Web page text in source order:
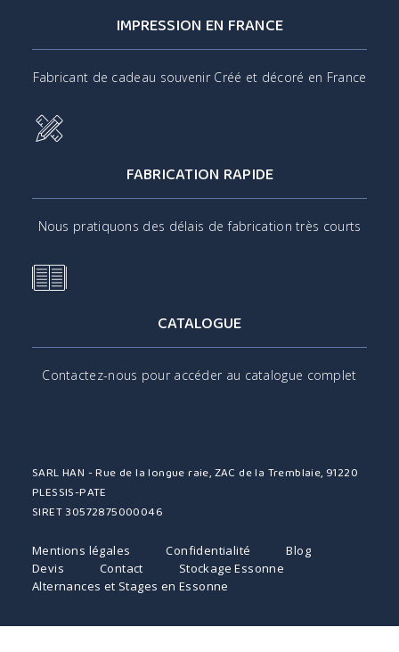
IMPRESSION EN FRANCE
Fabricant de cadeau souvenir Créé et décoré en France
FABRICATION RAPIDE
Nous pratiquons des délais de fabrication très courts
CATALOGUE
Contactez-nous pour accéder au catalogue complet
SARL HAN - Rue de la longue raie, ZAC de la Tremblaie, 91220
PLESSIS-PATE
SIRET 30572875000046
Mentions légales Confidentialité
Blog
Devis
Contact
Stockage Essonne
Alternances et Stages en Essonne